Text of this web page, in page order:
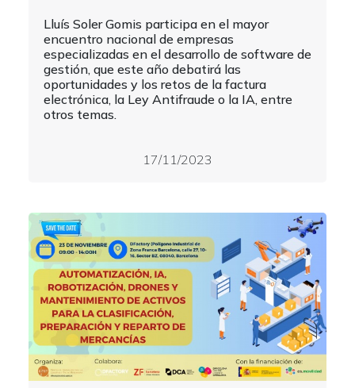
Lluís Soler Gomis participa en el mayor
encuentro nacional de empresas
especializadas en el desarrollo de software de
gestión, que este año debatirá las
oportunidades y los retos de la factura
electrónica, la Ley Antifraude o la IA, entre
otros temas.
17/11/2023